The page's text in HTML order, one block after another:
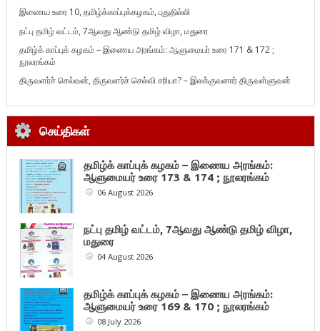
இணைய உரை 10, தமிழ்க்காப்புக்கழகம், புதுதில்லி
நட்பு தமிழ் வட்டம், 7ஆவது ஆண்டு தமிழ் விழா, மதுரை
தமிழ்க் காப்புக் கழகம் – இணைய அரங்கம்: ஆளுமையர் உரை 171 & 172 ;
நூலரங்கம்
திருவளர்ச் செல்வன், திருவளர்ச் செல்வி சரியா? – இலக்குவனார் திருவள்ளுவன்
செய்திகள்
தமிழ்க் காப்புக் கழகம் – இணைய அரங்கம்:
ஆளுமையர் உரை 173 & 174 ; நூலரங்கம்
06 August 2026
நட்பு தமிழ் வட்டம், 7ஆவது ஆண்டு தமிழ் விழா,
மதுரை
04 August 2026
தமிழ்க் காப்புக் கழகம் – இணைய அரங்கம்:
ஆளுமையர் உரை 169 & 170 ; நூலரங்கம்
08 July 2026